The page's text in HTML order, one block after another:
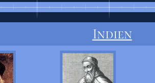
Indien